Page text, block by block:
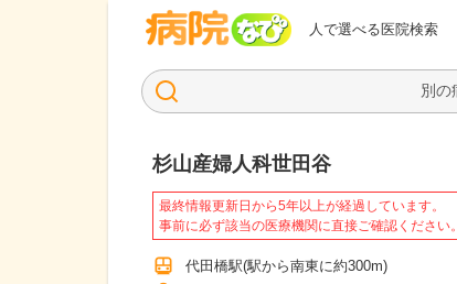
人で選べる医院検索
病院なび
杉山産婦人科世田谷
最終情報更新日から5年以上が経過しています。
事前に必ず該当の医療機関に直接ご確認ください。
代田橋駅(駅から南東に約300m)